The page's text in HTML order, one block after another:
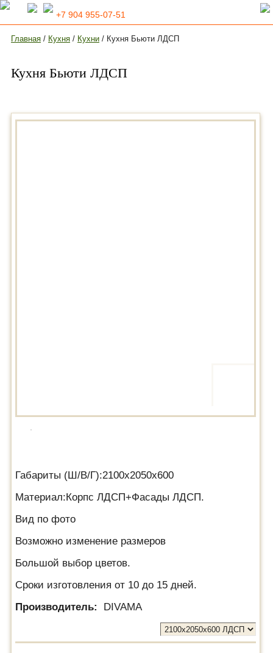
+7 904 955-07-51
Главная / Кухня / Кухни / Кухня Бьюти ЛДСП
Кухня Бьюти ЛДСП
Габариты (Ш/В/Г):2100х2050х600
Материал:Корпс ЛДСП+Фасады ЛДСП.
Вид по фото
Возможно изменение размеров
Большой выбор цветов.
Сроки изготовления от 10 до 15 дней.
Производитель:
DIVAMA